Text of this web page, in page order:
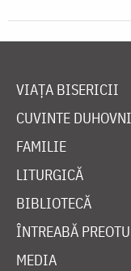
VIAȚA BISERICII
CUVINTE
FAMILIE
LITURGICĂ
BIBLIOTECĂ
ÎNTREABĂ
MEDIA